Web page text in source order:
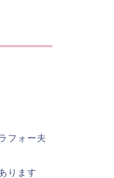
フォー夫
ります